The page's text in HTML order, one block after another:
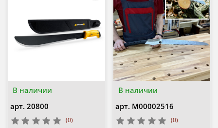
В наличии
арт. 20800
(0)
В наличии
арт. М00002516
(0)